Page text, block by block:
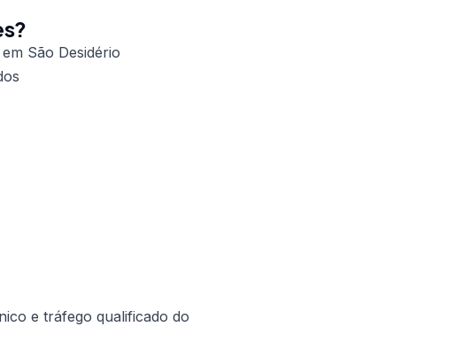
São Desidério
e tráfego qualificado do